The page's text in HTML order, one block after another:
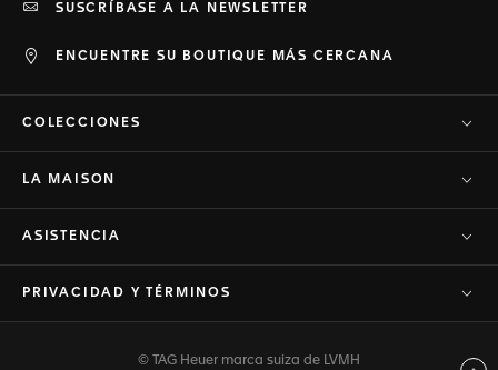
ENCUENTRE SU BOUTIQUE MÁS CERCANA
SUSCRÍBASE A LA NEWSLETTER
COLECCIONES
LA MAISON
ASISTENCIA
PRIVACIDAD Y TÉRMINOS
© TAG Heuer marca suiza de LVMH